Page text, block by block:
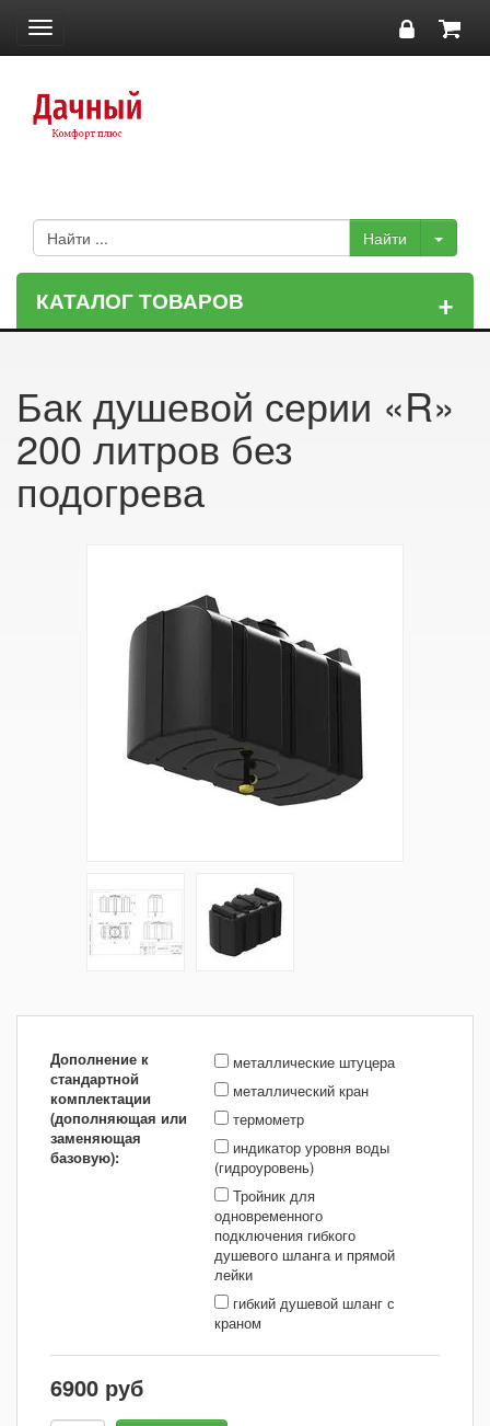
Toggle
navigation
КАТАЛОГ ТОВАРОВ +
Бак душевой серии «R»
200 литров без
подогрева
Дополнение к
стандартной
комплектации
(дополняющая или
заменяющая
базовую):
металлические штуцера
металлический кран
термометр
индикатор уровня воды
(гидроуровень)
Тройник для
одновременного
подключения гибкого
душевого шланга и прямой
лейки
гибкий душевой шланг с
краном
6900 руб